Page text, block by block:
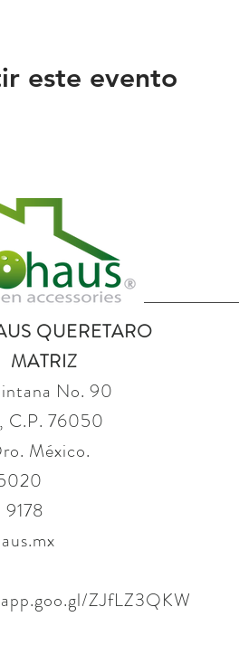
este evento
QUERETARO
MATRIZ
No. 90
C.P. 76050
México.
ZJfLZ3QKW